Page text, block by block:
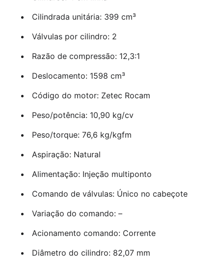
Cilindrada unitária: 399 cm³
Válvulas por cilindro: 2
Razão de compressão: 12,3:1
Deslocamento: 1598 cm³
Código do motor: Zetec Rocam
Peso/potência: 10,90 kg/cv
Peso/torque: 76,6 kg/kgfm
Aspiração: Natural
Alimentação: Injeção multiponto
Comando de válvulas: Único no cabeçote
Variação do comando: –
Acionamento comando: Corrente
Diâmetro do cilindro: 82,07 mm